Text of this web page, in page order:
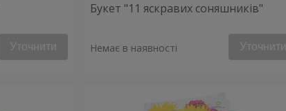
Уточнити
Букет "11 яскравих соняшників"
Немає в наявності Уточнити